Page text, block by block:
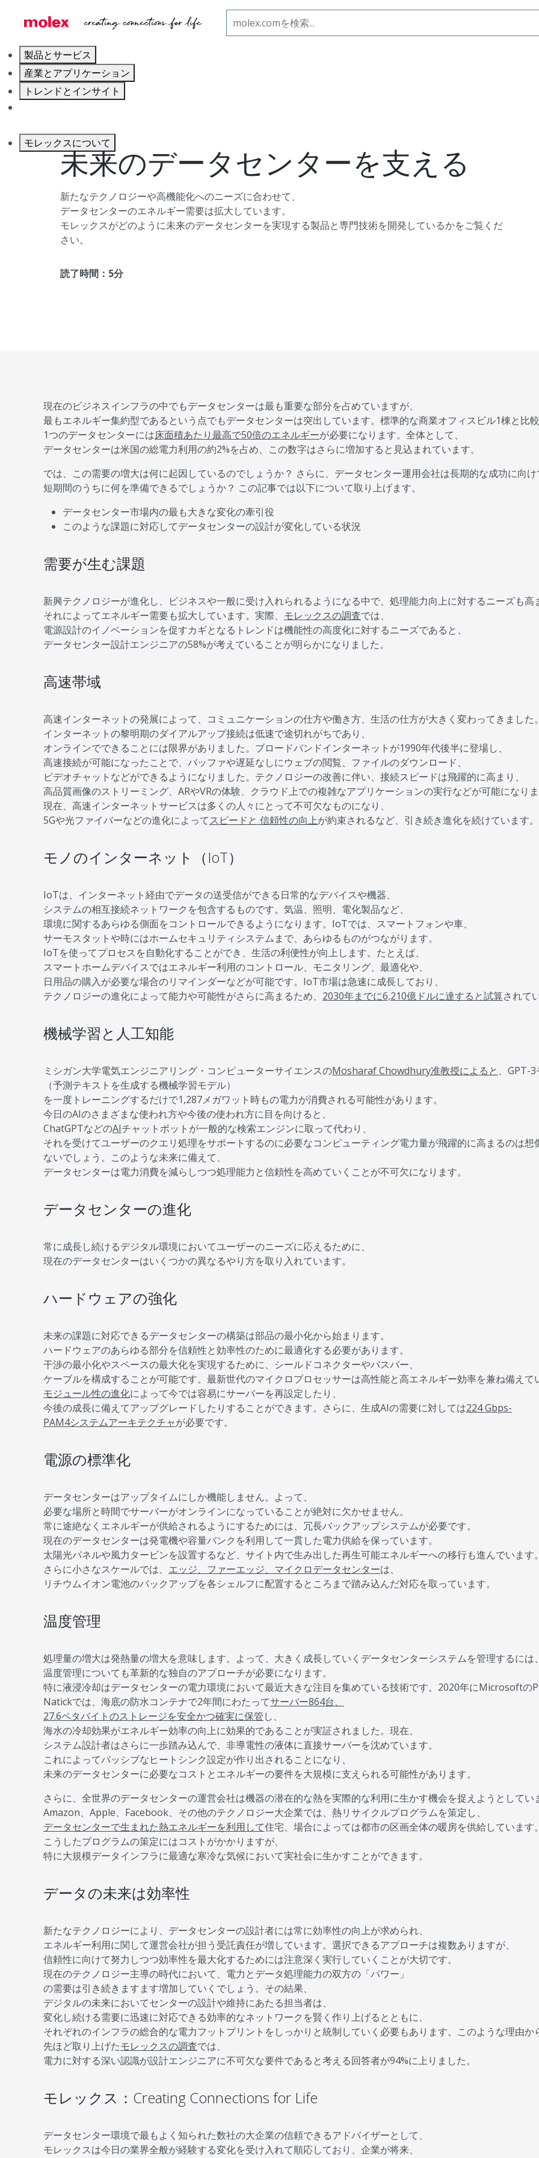
製品とサービス
産業とアプリケーション
トレンドとインサイト
モレックスについて
未来のデータセンターを支える
未来のデータセンターを支える
新たなテクノロジーや高機能化へのニーズに合わせて、
データセンターのエネルギー需要は拡大しています。
モレックスがどのように未来のデータセンターを実現する製品と専門技術を開発しているかをご覧くだ
さい。
読了時間：5分
現在のビジネスインフラの中でもデータセンターは最も重要な部分を占めていますが、
最もエネルギー集約型であるという点でもデータセンターは突出しています。標準的な商業オフィスビル1棟と比
1つのデータセンターには床面積あたり最高で50倍のエネルギーが必要になります。全体として、
データセンターは米国の総電力利用の約2%を占め、この数字はさらに増加すると見込まれています。
では、この需要の増大は何に起因しているのでしょうか？ さらに、データセンター運用会社は長期的な成功に向
短期間のうちに何を準備できるでしょうか？ この記事では以下について取り上げます。
データセンター市場内の最も大きな変化の牽引役
このような課題に対応してデータセンターの設計が変化している状況
需要が生む課題
新興テクノロジーが進化し、ビジネスや一般に受け入れられるようになる中で、処理能力向上に対するニーズも高
それによってエネルギー需要も拡大しています。実際、 モレックスの調査では、
電源設計のイノベーションを促すカギとなるトレンドは機能性の高度化に対するニーズであると、
データセンター設計エンジニアの58%が考えていることが明らかになりました。
高速帯域
高速インターネットの発展によって、コミュニケーションの仕方や働き方、生活の仕方が大きく変わってきました
インターネットの黎明期のダイアルアップ接続は低速で途切れがちであり、
オンラインでできることには限界がありました。ブロードバンドインターネットが1990年代後半に登場し、
高速接続が可能になったことで、バッファや遅延なしにウェブの閲覧、ファイルのダウンロード、
ビデオチャットなどができるようになりました。テクノロジーの改善に伴い、接続スピードは飛躍的に高まり、
高品質画像のストリーミング、ARやVRの体験、クラウド上での複雑なアプリケーションの実行などが可能になり
現在、高速インターネットサービスは多くの人々にとって不可欠なものになり、
5Gや光ファイバーなどの進化によってスピードと 信頼性の向上が約束されるなど、引き続き進化を続けています。
モノのインターネット（IoT）
IoTは、インターネット経由でデータの送受信ができる日常的なデバイスや機器、
システムの相互接続ネットワークを包含するものです。気温、照明、電化製品など、
環境に関するあらゆる側面をコントロールできるようになります。IoTでは、スマートフォンや車、
サーモスタットや時にはホームセキュリティシステムまで、あらゆるものがつながります。
IoTを使ってプロセスを自動化することができ、生活の利便性が向上します。たとえば、
スマートホームデバイスではエネルギー利用のコントロール、モニタリング、最適化や、
日用品の購入が必要な場合のリマインダーなどが可能です。IoT市場は急速に成長しており、
テクノロジーの進化によって能力や可能性がさらに高まるため、 2030年までに6,210億ドルに達すると試算されて
機械学習と人工知能
ミシガン大学電気エンジニアリング・コンピューターサイエンスのMosharaf Chowdhury准教授によると 、GPT-
（予測テキストを生成する機械学習モデル）
を一度トレーニングするだけで1,287メガワット時もの電力が消費される可能性があります。
今日のAIのさまざまな使われ方や今後の使われ方に目を向けると、
ChatGPTなどのAIチャットボットが一般的な検索エンジンに取って代わり、
それを受けてユーザーのクエリ処理をサポートするのに必要なコンピューティング電力量が飛躍的に高まるのは想
ないでしょう。このような未来に備えて、
データセンターは電力消費を減らしつつ処理能力と信頼性を高めていくことが不可欠になります。
データセンターの進化
常に成長し続けるデジタル環境においてユーザーのニーズに応えるために、
現在のデータセンターはいくつかの異なるやり方を取り入れています。
ハードウェアの強化
未来の課題に対応できるデータセンターの構築は部品の最小化から始まります。
ハードウェアのあらゆる部分を信頼性と効率性のために最適化する必要があります。
干渉の最小化やスペースの最大化を実現するために、シールドコネクターやバスバー、
ケーブルを構成することが可能です。最新世代のマイクロプロセッサーは高性能と高エネルギー効率を兼ね備えて
モジュール性の進化によって今では容易にサーバーを再設定したり、
今後の成長に備えてアップグレードしたりすることができます。さらに、生成AIの需要に対しては224 Gbps-
PAM4システムアーキテクチャが必要です。
電源の標準化
データセンターはアップタイムにしか機能しません。よって、
必要な場所と時間でサーバーがオンラインになっていることが絶対に欠かせません。
常に途絶なくエネルギーが供給されるようにするためには、冗長バックアップシステムが必要です。
現在のデータセンターは発電機や容量バンクを利用して一貫した電力供給を保っています。
太陽光パネルや風力タービンを設置するなど、サイト内で生み出した再生可能エネルギーへの移行も進んでいます
さらに小さなスケールでは、 エッジ、ファーエッジ、マイクロデータセンターは、
リチウムイオン電池のバックアップを各シェルフに配置するところまで踏み込んだ対応を取っています。
温度管理
処理量の増大は発熱量の増大を意味します。よって、大きく成長していくデータセンターシステムを管理するには
温度管理についても革新的な独自のアプローチが必要になります。
特に液浸冷却はデータセンターの電力環境において最近大きな注目を集めている技術です。2020年にMicrosoftの
Natickでは、海底の防水コンテナで2年間にわたってサーバー864台、
27.6ペタバイトのストレージを安全かつ確実に保管し、
海水の冷却効果がエネルギー効率の向上に効果的であることが実証されました。現在、
システム設計者はさらに一歩踏み込んで、非導電性の液体に直接サーバーを沈めています。
これによってパッシブなヒートシンク設定が作り出されることになり、
未来のデータセンターに必要なコストとエネルギーの要件を大規模に支えられる可能性があります。
さらに、全世界のデータセンターの運営会社は機器の潜在的な熱を実際的な利用に生かす機会を捉えようとしてい
Amazon、Apple、Facebook、その他のテクノロジー大企業では、熱リサイクルプログラムを策定し、
データセンターで生まれた熱エネルギーを利用して住宅、場合によっては都市の区画全体の暖房を供給しています
こうしたプログラムの策定にはコストがかかりますが、
特に大規模データインフラに最適な寒冷な気候において実社会に生かすことができます。
データの未来は効率性
新たなテクノロジーにより、データセンターの設計者には常に効率性の向上が求められ、
エネルギー利用に関して運営会社が担う受託責任が増しています。選択できるアプローチは複数ありますが、
信頼性に向けて努力しつつ効率性を最大化するためには注意深く実行していくことが大切です。
現在のテクノロジー主導の時代において、電力とデータ処理能力の双方の「パワー」
の需要は引き続きますます増加していくでしょう。その結果、
デジタルの未来においてセンターの設計や維持にあたる担当者は、
変化し続ける需要に迅速に対応できる効率的なネットワークを賢く作り上げるとともに、
それぞれのインフラの総合的な電力フットプリントをしっかりと統制していく必要もあります。このような理由か
先ほど取り上げたモレックスの調査では、
電力に対する深い認識が設計エンジニアに不可欠な要件であると考える回答者が94%に上りました。
モレックス：Creating Connections for Life
データセンター環境で最もよく知られた数社の大企業の信頼できるアドバイザーとして、
モレックスは今日の業界全般が経験する変化を受け入れて順応しており、企業が将来、